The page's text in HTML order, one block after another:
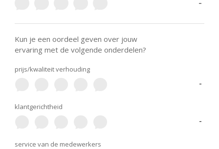
-
Kun je een oordeel geven over jouw
ervaring met de volgende onderdelen?
prijs/kwaliteit verhouding
-
klantgerichtheid
-
service van de medewerkers